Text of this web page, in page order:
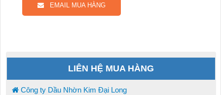
EMAIL MUA HÀNG
LIÊN HỆ MUA HÀNG
Công ty Dầu Nhờn Kim Đại Long